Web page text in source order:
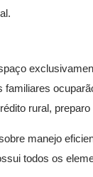
familiares
rural,
manejo
todos os